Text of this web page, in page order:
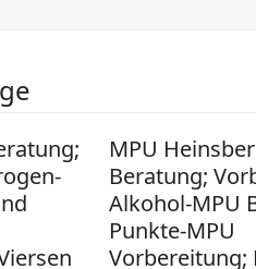
MPU
Beratung;
Alkohol-MPU
Punkte-MPU
Vorbereitung;